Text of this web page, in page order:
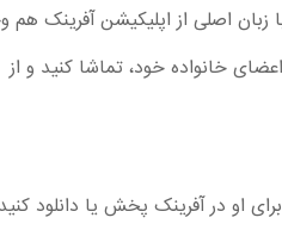
زبان اصلی از اپلیکیشن آفرینک هم
خانواده خود، تماشا کنید و از
برای او در آفرینک پخش یا دانلود